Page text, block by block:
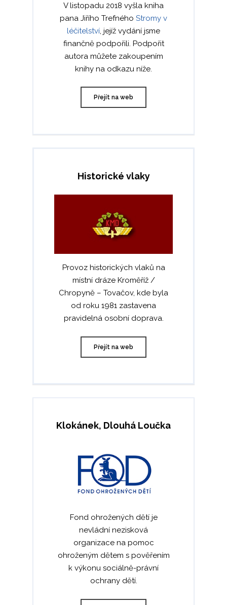
V listopadu 2018 vyšla kniha
pana Jiřího Trefného Stromy v
léčitelství, jejíž vydání jsme
finančně podpořili. Podpořit
autora můžete zakoupením
knihy na odkazu níže.
Přejít na web
Historické vlaky
Provoz historických vlaků na
místní dráze Kroměříž /
Chropyně – Tovačov, kde byla
od roku 1981 zastavena
pravidelná osobní doprava.
Přejít na web
Klokánek, Dlouhá Loučka
Fond ohrožených dětí je
nevládní nezisková
organizace na pomoc
ohroženým dětem s pověřením
k výkonu sociálně-právní
ochrany dětí.
SLUŽBY
ŽELEZNIČNÍ
AGRÁRNÍ PŘEPRAVA
PŘEPRAVA KAPALIN
KOMBINOVANÁ
KONTEJNEROVÁ
VOZY
KATALOG VOZŮ
MOBILNÍ DÍLNA
KARIÉRA
KONTAKT
RYCHLÁ POPTÁVKA
ČEŠTINA